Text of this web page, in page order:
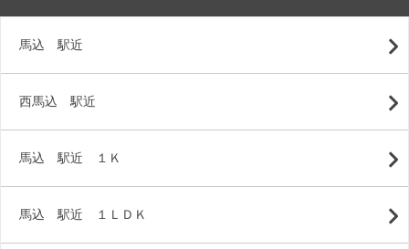
馬込 駅近
西馬込 駅近
馬込 駅近 １Ｋ
馬込 駅近 １ＬＤＫ